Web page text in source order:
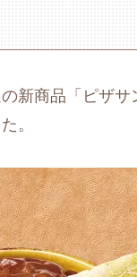
新商品「ピザ
。